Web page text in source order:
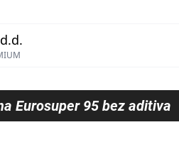
Eurosuper 95 bez aditiva